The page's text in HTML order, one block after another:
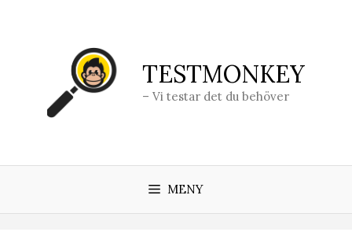
TESTMONKEY
– Vi testar det du behöver
MENY